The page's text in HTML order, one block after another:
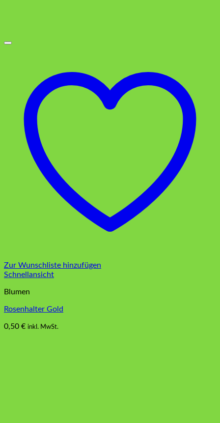
Zur Wunschliste hinzufügen
Schnellansicht
Blumen
Rosenhalter Gold
0,50 € inkl. MwSt.